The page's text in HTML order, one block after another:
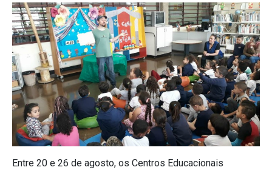
Entre 20 e 26 de agosto, os Centros Educacionais